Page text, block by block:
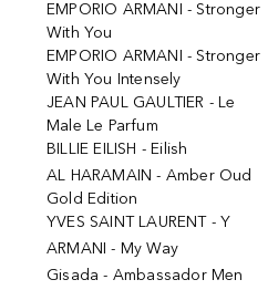
EMPORIO ARMANI - Stronger
With You
EMPORIO ARMANI - Stronger
With You Intensely
JEAN PAUL GAULTIER - Le
Male Le Parfum
BILLIE EILISH - Eilish
AL HARAMAIN - Amber Oud
Gold Edition
YVES SAINT LAURENT - Y
ARMANI - My Way
Gisada - Ambassador Men